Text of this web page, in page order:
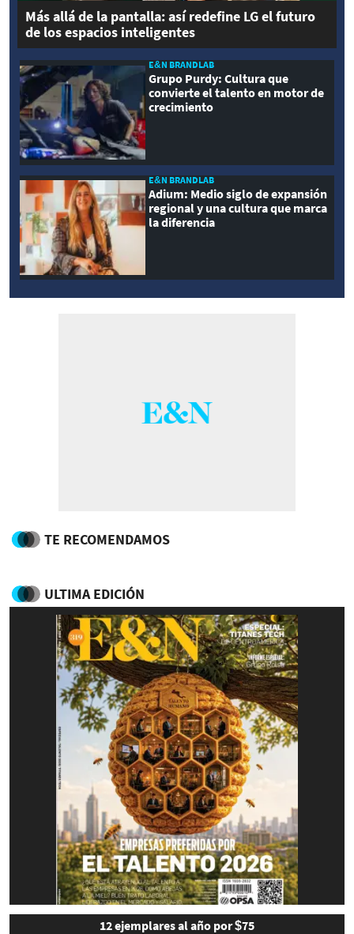
Más allá de la pantalla: así redefine LG el futuro
de los espacios inteligentes
E&N BRANDLAB
Grupo Purdy: Cultura que
convierte el talento en motor de
crecimiento
E&N BRANDLAB
Adium: Medio siglo de expansión
regional y una cultura que marca
la diferencia
TE RECOMENDAMOS
ULTIMA EDICIÓN
12 ejemplares al año por $75